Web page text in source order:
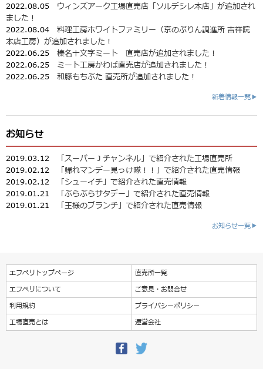
2022.08.05 ウィンズアーク工場直売店「ソルデシレ本店」が追加され
ました！
2022.08.04 料理工房ホワイトファミリー（京のぷりん調進所 吉祥院
本店工房）が追加されました！
2022.06.25 榛名十文字ミート 直売店が追加されました！
2022.06.25 ミート工房かわば直売店が追加されました！
2022.06.25 和豚もちぶた 直売所が追加されました！
新着情報一覧▶
お知らせ
2019.03.12
「スーパーＪチャンネル」で紹介された工場直売所
2019.02.12
「帰れマンデー見っけ隊！！」で紹介された直売情報
2019.02.12
「シューイチ」で紹介された直売情報
2019.01.21
「ぶらぶらサタデー」で紹介された直売情報
2019.01.21
「王様のブランチ」で紹介された直売情報
お知らせ一覧▶
エフペリトップページ
直売所一覧
エフペリについて
ご意見・お問合せ
利用規約
プライバシーポリシー
工場直売とは
運営会社